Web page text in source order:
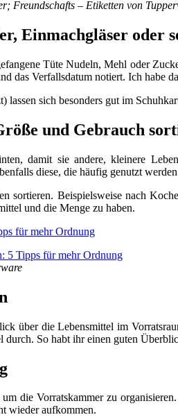
Freundschafts – Etiketten von
Einmachgläser oder
Tüte Nudeln, Mehl oder
das Verfallsdatum notiert. Ich habe
lassen sich besonders gut im
und Gebrauch
damit sie andere, kleinere
diese, die häufig genutzt
sortieren. Beispielsweise nach
und die Menge zu haben.
über die Lebensmittel im
durch. So habt ihr einen guten
die Vorratskammer zu
wieder aufkommen.